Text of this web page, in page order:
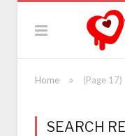
Home » (Page 17)
SEARCH